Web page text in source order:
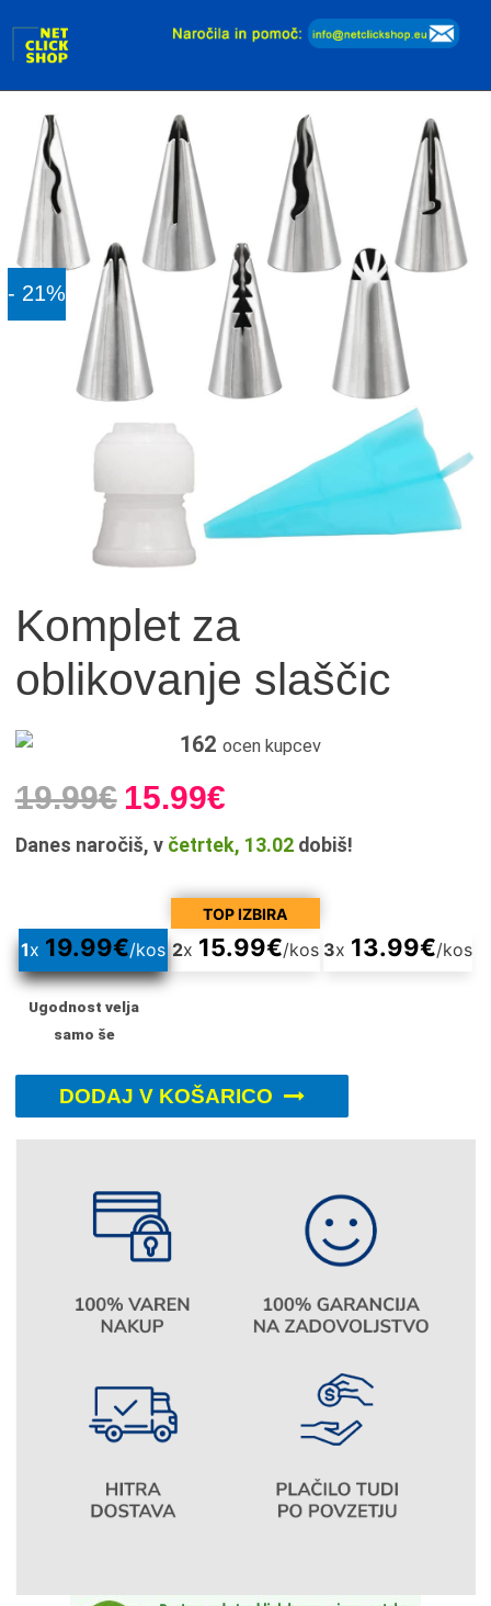
Dodaj v košarico
- 21%
Komplet za
oblikovanje slaščic
162 ocen kupcev
19.99€ 15.99€
Danes naročiš, v četrtek, 13.02dobiš!
TOP IZBIRA
1x 19.99€/kos 2x 15.99€/kos 3x 13.99€/kos
Ugodnost velja
samo še
DODAJ V KOŠARICO